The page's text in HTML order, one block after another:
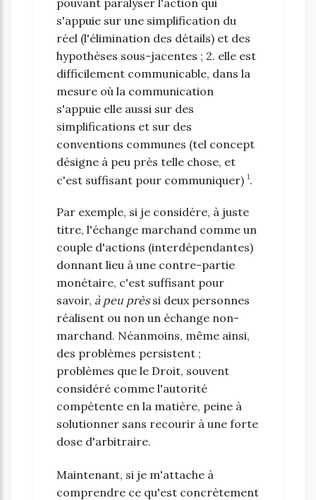
s'appuie sur une simplification du
réel (l'élimination des détails) et des
hypothèses sous-jacentes ; 2. elle est
difficilement communicable, dans la
mesure où la communication
s'appuie elle aussi sur des
simplifications et sur des
conventions communes (tel concept
désigne à peu près telle chose, et
c'est suffisant pour communiquer) 1.
Par exemple, si je considère, à juste
titre, l'échange marchand comme un
couple d'actions (interdépendantes)
donnant lieu à une contre-partie
monétaire, c'est suffisant pour
savoir, à peu prèssi deux personnes
réalisent ou non un échange non-
marchand. Néanmoins, même ainsi,
des problèmes persistent ;
problèmes que le Droit, souvent
considéré comme l'autorité
compétente en la matière, peine à
solutionner sans recourir à une forte
dose d'arbitraire.
Maintenant, si je m'attache à
comprendre ce qu'est concrètement